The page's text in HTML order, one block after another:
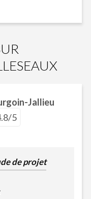
Jallieu
5
de projet